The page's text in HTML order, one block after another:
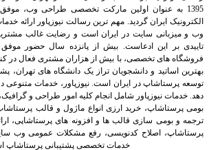
1395 به عنوان اولین مارکت تخصصی طراحی وب،
الکترونیک ایران گردید. مهم ترین رسالت نیوزپاور
وب و میزبانی سایت در ایران است و رضایت غالب
تاییدی بر این ادعاست. بیش از پانزده سال حضور موفق
فروشگاه های تخصصی، با بیش از هزاران مشتری فعال در
بهترین اساتید و دانشجویان تراز یک دانشگاه های تهران،
توسعه پرستاشاپ در ایران است.نیوزپاور، خدمات متنوعی
دهد. خدمات نیوزپاور شامل انجام کلیه امور طراحی و
بومی پرستاشاپ، خرید ارزی انواع ماژول و قالب
ترجمه و بومی سازی قالب ها و افزونه های پرستاشاپی،
پرستاشاپ، اصلاح کدنویسی، رفع مشکلات عمومی وب
خدمات تخصصی پشتیبانی پرستاشاپ